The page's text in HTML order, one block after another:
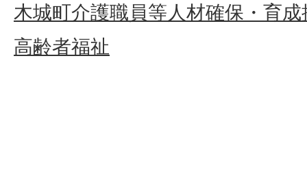
木城町介護職員等人材確保・育
高齢者福祉